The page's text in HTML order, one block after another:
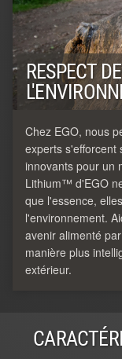
RESPECT DE
Chez EGO, nous
experts s'efforcent
innovants pour un
Lithium™ d'EGO
que l'essence,
l'environnement.
avenir alimenté
manière plus
extérieur.